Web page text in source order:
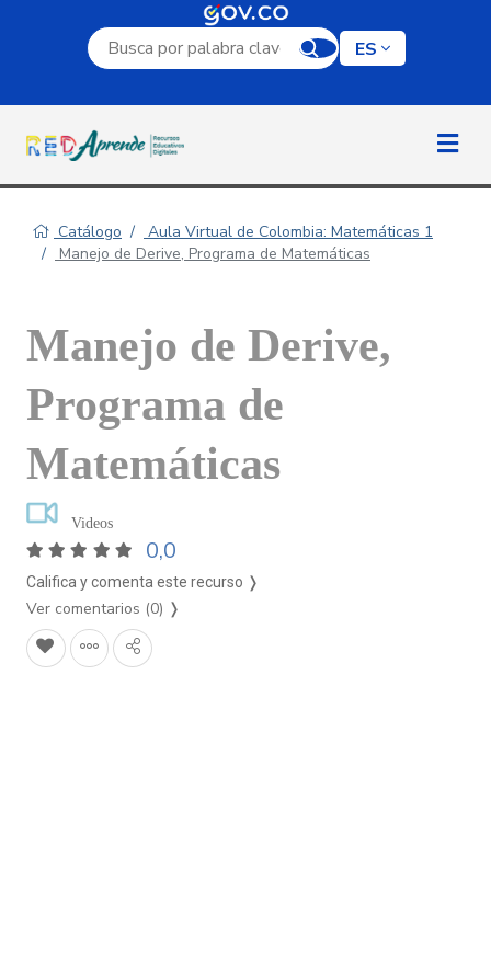
Campo de búsqueda por palabra clave
ES
Catálogo
Aula Virtual de Colombia: Matemáticas 1
Manejo de Derive, Programa de Matemáticas
Manejo de Derive,
Programa de
Matemáticas
Videos
0,0
Califica y comenta este recurso ❭
Ver comentarios (0) ❭